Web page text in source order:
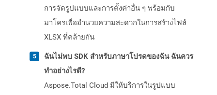
การจัดรูปแบบและการตั้งค่าอื่น ๆ พร้อมกับ
มาโครเพื่ออำนวยความสะดวกในการสร้างไฟล์
XLSX ที่คล้ายกัน
ฉันไม่พบ SDK สำหรับภาษาโปรดของฉัน ฉันควร
ทำอย่างไรดี?
Aspose.Total Cloud มีให้บริการในรูปแบบ